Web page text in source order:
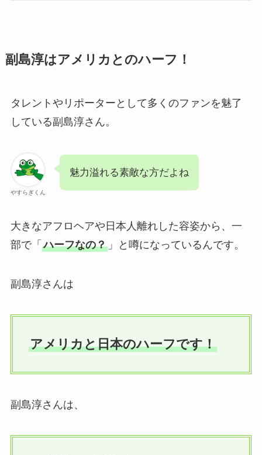
副島淳はアメリカとのハーフ！
タレントやリポーターとして多くのファンを魅了
している副島淳さん。
やすらぎくん
魅力溢れる素敵な方だよね
大きなアフロヘアや日本人離れした容姿から、一
部で「 ハーフなの？」と噂になっているんです。
副島淳さんは
アメリカと日本のハーフです！
副島淳さんは、